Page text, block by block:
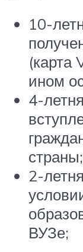
10-
(карта
ином
4-
страны;
2-
ВУЗе;